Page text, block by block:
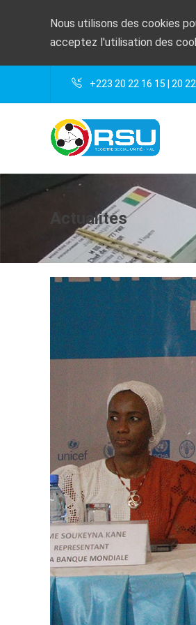
Nous utilisons des cookies
acceptez l'utilisation des
+223 20 22 16 15 | 20
Actualites